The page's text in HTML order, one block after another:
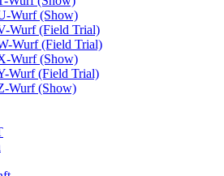
Wurf (Show)
Wurf (Field Trial)
Wurf (Field Trial)
Wurf (Show)
Wurf (Field Trial)
Wurf (Show)